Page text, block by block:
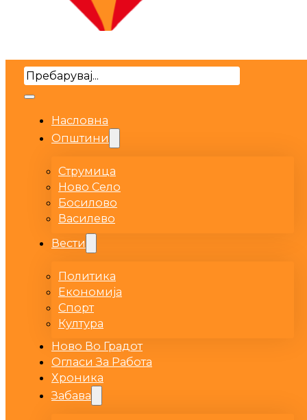
Search
Насловна
Општини
Струмица
Ново Село
Босилово
Василево
Вести
Политика
Економија
Спорт
Култура
Ново Во Градот
Огласи За Работа
Хроника
Забава